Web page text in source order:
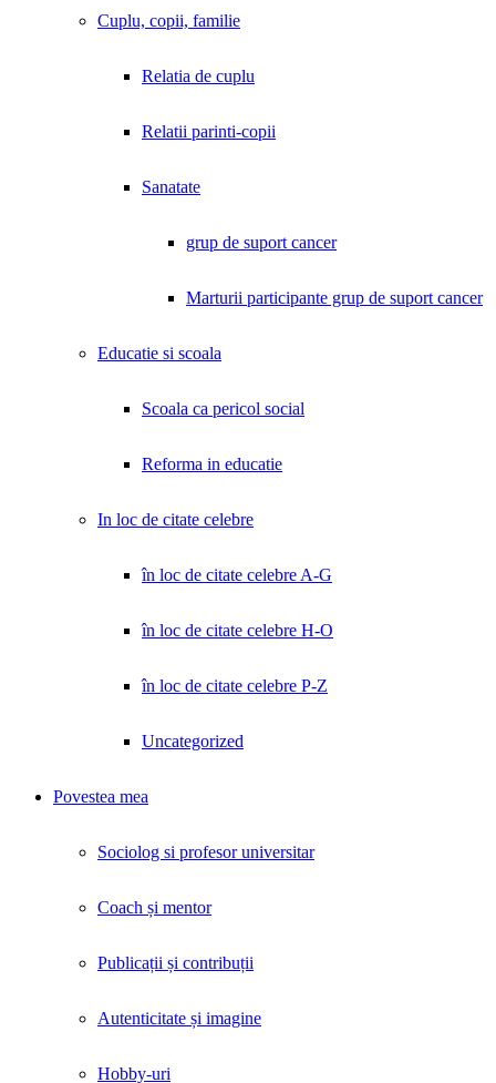
Cuplu, copii, familie
Relatia de cuplu
Relatii parinti-copii
Sanatate
grup de suport cancer
Marturii participante grup de suport cancer
Educatie si scoala
Scoala ca pericol social
Reforma in educatie
In loc de citate celebre
în loc de citate celebre A-G
în loc de citate celebre H-O
în loc de citate celebre P-Z
Uncategorized
Povestea mea
Sociolog si profesor universitar
Coach și mentor
Publicații și contribuții
Autenticitate și imagine
Hobby-uri